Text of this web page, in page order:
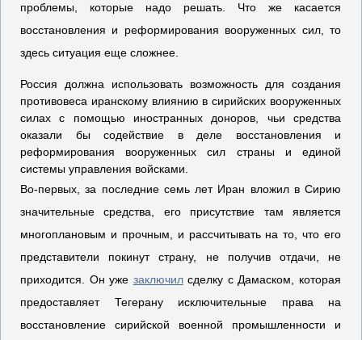
проблемы, которые надо решать. Что же касается
восстановления и реформирования вооруженных сил, то
здесь ситуация еще сложнее.
Россия должна использовать возможность для создания
противовеса иранскому влиянию в сирийских вооруженных
силах с помощью иностранных доноров, чьи средства
оказали бы содействие в деле восстановления и
реформирования вооруженных сил страны и единой
системы управления войсками.
Во-первых, за последние семь лет Иран вложил в Сирию
значительные средства, его присутствие там является
многоплановым и прочным, и рассчитывать на то, что его
представители покинут страну, не получив отдачи, не
приходится. Он уже заключилсделку с Дамаском, которая
предоставляет Тегерану исключительные права на
восстановление сирийской военной промышленности и